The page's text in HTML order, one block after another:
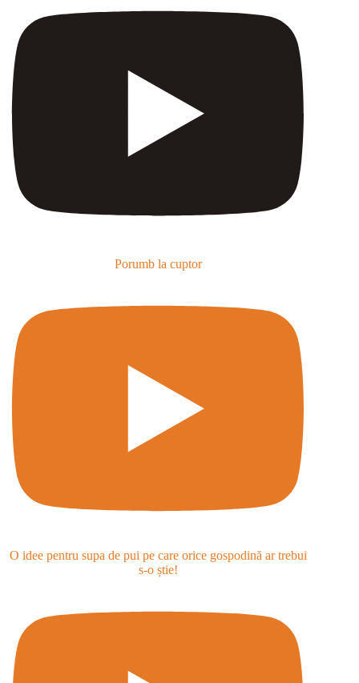
Porumb la cuptor
O idee pentru supa de pui pe care orice gospodină ar trebui
s-o știe!